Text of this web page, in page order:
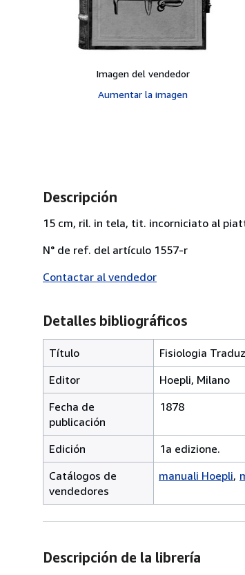
Imagen del vendedor
Aumentar la imagen
Descripción
15 cm, ril. in tela, tit. incorniciato al
N° de ref. del artículo 1557-r
Contactar al vendedor
Detalles bibliográficos
Título
Fisiologia
Editor
Hoepli, Milano
Fecha de
publicación
1878
Edición
1a edizione.
Catálogos de
vendedores
manuali Hoepli
Descripción de la librería